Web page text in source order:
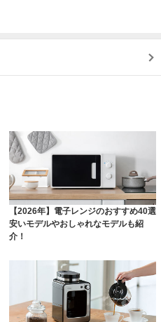
【2026年】電子レンジのおすすめ40選
安いモデルやおしゃれなモデルも紹
介！